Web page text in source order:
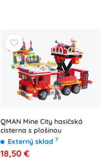
QMAN Mine City hasičská
cisterna s plošinou
Externý sklad ?
18,50 €